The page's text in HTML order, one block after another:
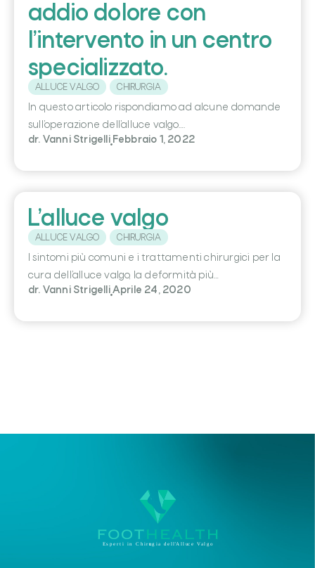
addio dolore con
l’intervento in un centro
specializzato.
ALLUCE VALGO CHIRURGIA
In questo articolo rispondiamo ad alcune domande
sull’operazione dell’alluce valgo….
dr. Vanni Strigelli Febbraio 1, 2022
L’alluce valgo
ALLUCE VALGO CHIRURGIA
I sintomi più comuni e i trattamenti chirurgici per la
cura dell’alluce valgo, la deformità più…
dr. Vanni StrigelliAprile 24, 2020